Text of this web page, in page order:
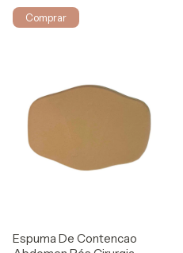
Comprar
Espuma De Contencao